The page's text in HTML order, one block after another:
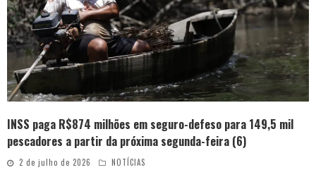
INSS paga R$874 milhões em seguro-defeso para 149,5 mil
pescadores a partir da próxima segunda-feira (6)
2 de julho de 2026 NOTÍCIAS